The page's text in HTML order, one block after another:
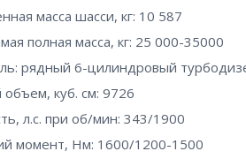
масса шасси, кг: 10 587
полная масса, кг: 25 000-35000
рядный 6-цилиндровый
куб. см: 9726
л.с. при об/мин: 343/1900
момент, Нм: 1600/1200-1500